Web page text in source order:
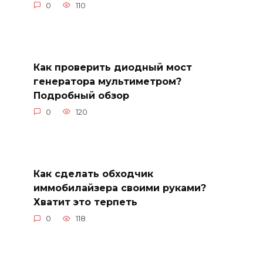
0 110
Как проверить диодный мост
генератора мультиметром?
Подробный обзор
0 120
Как сделать обходчик
иммобилайзера своими руками?
Хватит это терпеть
0 118